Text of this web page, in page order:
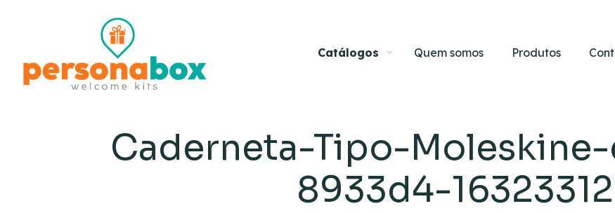
Catálogos Quem somos Produtos
Caderneta-Tipo-
8933d4-